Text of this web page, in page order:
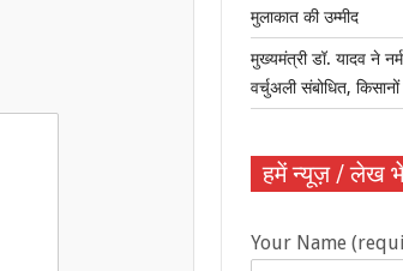
मुलाकात की उम्मीद
मुख्यमंत्री डॉ. यादव ने
वर्चुअली संबोधित,
हमें न्यूज़ / लेख
Your Name